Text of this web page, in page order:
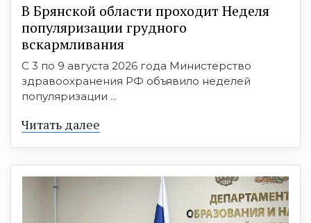
В Брянской области проходит Неделя
популяризации грудного
вскармливания
С 3 по 9 августа 2026 года Министерство
здравоохранения РФ объявило неделей
популяризации ...
Читать далее